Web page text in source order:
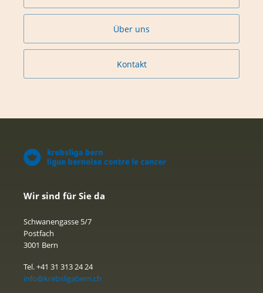
Über uns
Kontakt
Wir sind für Sie da
Schwanengasse 5/7
Postfach
3001 Bern
Tel. +41 31 313 24 24
info@krebsligabern.ch